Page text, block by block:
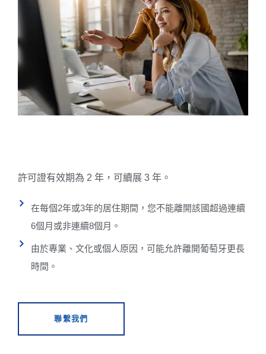
許可證有效期為 2 年，可續展 3 年。
在每個2年或3年的居住期間，您不能離開該國超過連續
6個月或非連續8個月。
由於專業、文化或個人原因，可能允許離開葡萄牙更長
時間。
聯繫我們